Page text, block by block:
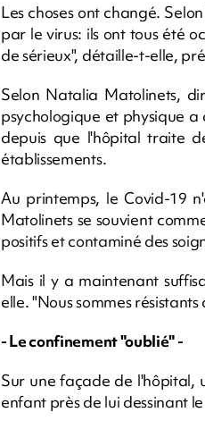
Les choses ont changé.
par le virus: ils ont tous été
de sérieux", détaille-t-elle,
Selon Natalia Matolinets,
psychologique et physique
depuis que l'hôpital traite
établissements.
Au printemps, le Covid-19
Matolinets se souvient
positifs et contaminé des
Mais il y a maintenant
elle. "Nous sommes
- Le confinement "oublié" -
Sur une façade de l'hôpital,
enfant près de lui dessinant